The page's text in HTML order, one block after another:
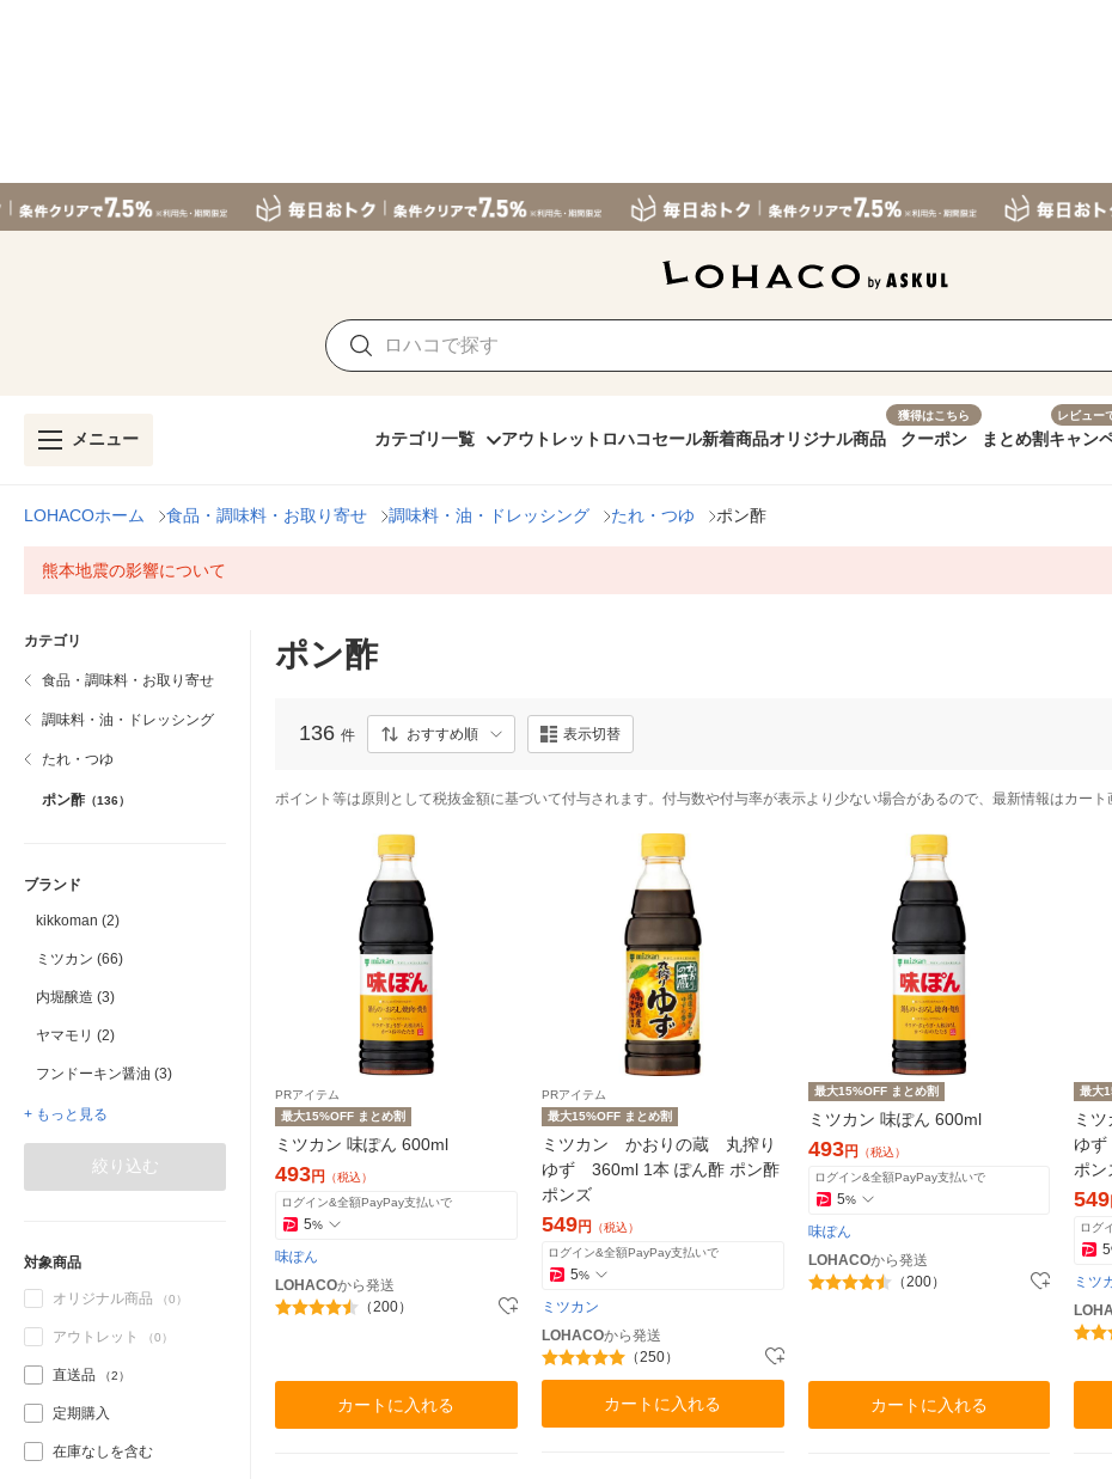
メニュー カテゴリ一覧 アウトレット ロハコセール新着商品オリジナル商品
獲得はこちら
クーポン まとめ割
レビュー
キャン
LOHACOホーム 食品・調味料・お取り寄せ 調味料・油・ドレッシング たれ・つゆ ポン酢
熊本地震の影響について
カテゴリ
食品・調味料・お取り寄せ
調味料・油・ドレッシング
たれ・つゆ
ポン酢（136）
ブランド
kikkoman (2)
ミツカン (66)
内堀醸造 (3)
ヤマモリ (2)
フンドーキン醤油 (3)
+ もっと見る
絞り込む
対象商品
オリジナル商品 （0）
アウトレット （0）
直送品 （2）
定期購入
在庫なしを含む
ポン酢
136 件 おすすめ順 表示切替
ポイント等は原則として税抜金額に基づいて付与されます。付与数や付与率が表示より少ない場合があるので、最新情報はカート
PRアイテム
最大15%OFF まとめ割
ミツカン 味ぽん 600ml
493円 （税込）
ログイン&全額PayPay支払いで
5%
味ぽん
LOHACOから発送
（200）
カートに入れる
PRアイテム
最大15%OFF まとめ割
ミツカン かおりの蔵 丸搾り
ゆず 360ml 1本 ぽん酢 ポン酢
ポンズ
549円 （税込）
ログイン&全額PayPay支払いで
5%
ミツカン
LOHACOから発送
（250）
カートに入れる
最大15%OFF まとめ割
ミツカン 味ぽん 600ml
493円 （税込）
ログイン&全額PayPay支払いで
5%
味ぽん
LOHACOから発送
（200）
カートに入れる
最大
ミ
ゆ
ポン
549
ログ
5
ミツ